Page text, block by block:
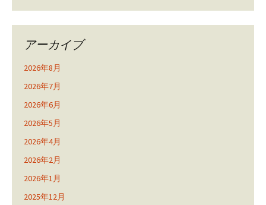
アーカイブ
2026年8月
2026年7月
2026年6月
2026年5月
2026年4月
2026年2月
2026年1月
2025年12月